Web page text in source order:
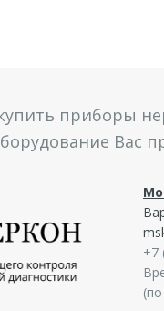
приборы
Вас
+7